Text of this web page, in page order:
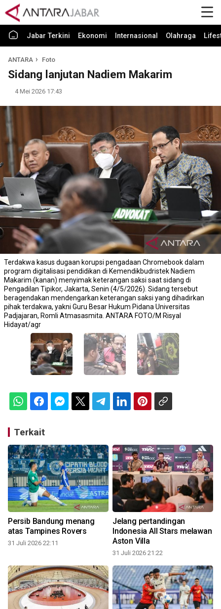
Jabar Terkini Ekonomi Internasional Olahraga
ANTARA Foto
Sidang lanjutan Nadiem Makarim
4 Mei 2026 17:43
Terdakwa kasus dugaan korupsi pengadaan Chromebook dalam
program digitalisasi pendidikan di Kemendikbudristek Nadiem
Makarim (kanan) menyimak keterangan saksi saat sidang di
Pengadilan Tipikor, Jakarta, Senin (4/5/2026). Sidang tersebut
beragendakan mendengarkan keterangan saksi yang dihadirkan
pihak terdakwa, yakni Guru Besar Hukum Pidana Universitas
Padjajaran, Romli Atmasasmita. ANTARA FOTO/M Risyal
Hidayat/agr
Terkait
Persib Bandung menang
atas Tampines Rovers
31 Juli 2026 22:11
Jelang pertandingan
Indonesia All Stars melawan
Aston Villa
31 Juli 2026 21:22